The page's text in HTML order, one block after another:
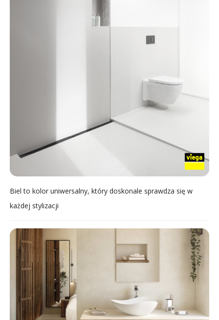
Biel to kolor uniwersalny, który doskonale sprawdza się w
każdej stylizacji